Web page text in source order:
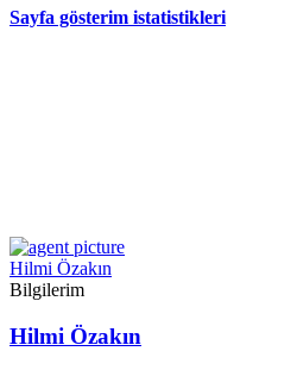
Sayfa gösterim istatistikleri
Hilmi Özakın
Bilgilerim
Hilmi Özakın